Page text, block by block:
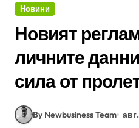
Новини
Новият
личните
сила от
By Newbusiness Team